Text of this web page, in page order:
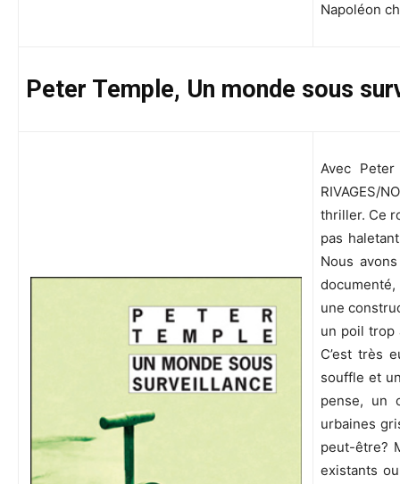
Napoléon
Peter Temple, Un monde sous
Avec
RIVAGES/
thriller. Ce
pas
Nous
documenté,
une
un poil trop
C’est très
souffle et
pense, un
urbaines
peut-être?
existants